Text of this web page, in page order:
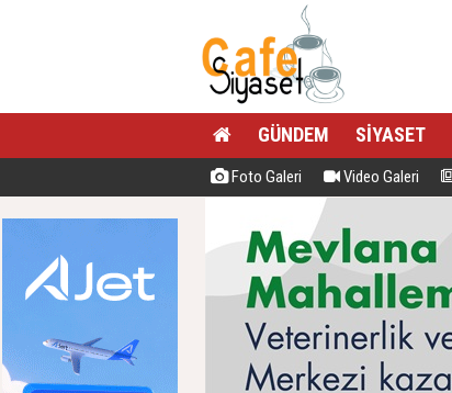
GÜNDEM SİYASET
Foto Galeri Video Galeri